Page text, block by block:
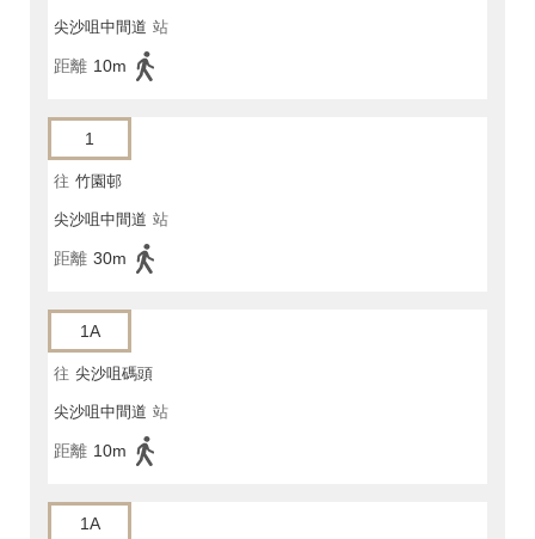
尖沙咀中間道 站
距離 10m
1
往 竹園邨
尖沙咀中間道 站
距離 30m
1A
往 尖沙咀碼頭
尖沙咀中間道 站
距離 10m
1A